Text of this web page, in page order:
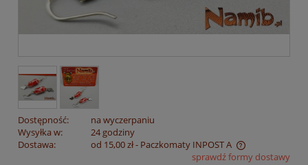
Dostępność:
na wyczerpaniu
Wysyłka w:
24 godziny
Dostawa:
od 15,00 zł- Paczkomaty INPOST A
Cena nie zawiera ewentualnych kosztów płatnościsprawdź formy dostawy